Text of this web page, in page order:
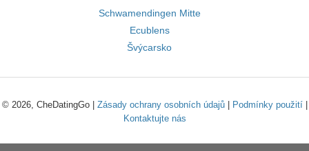
Schwamendingen Mitte
Ecublens
Švýcarsko
© 2026, CheDatingGo | Zásady ochrany osobních údajů| Podmínky použití|
Kontaktujte nás